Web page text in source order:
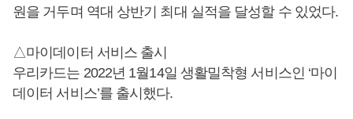
원을 거두며 역대 상반기 최대 실적을 달성할 수 있었다.
△마이데이터 서비스 출시
우리카드는 2022년 1월14일 생활밀착형 서비스인 ‘마이
데이터 서비스’를 출시했다.